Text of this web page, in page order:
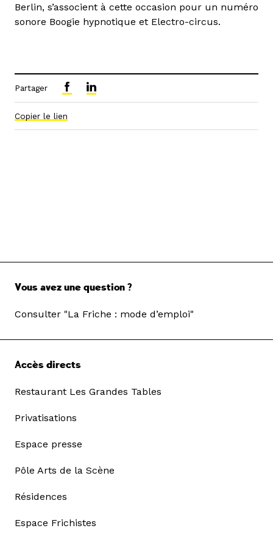
Berlin, s’associent à cette occasion pour un numéro
sonore Boogie hypnotique et Electro-circus.
Partager
Copier le lien
Vous avez une question ?
Consulter "La Friche : mode d’emploi"
Accès directs
Restaurant Les Grandes Tables
Privatisations
Espace presse
Pôle Arts de la Scène
Résidences
Espace Frichistes